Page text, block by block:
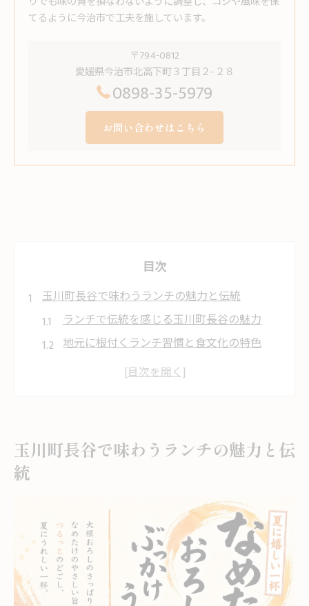
てるように今治市で工夫を施しています。
〒794-0812
愛媛県今治市北高下町３丁目２−２８
0898-35-5979
お問い合わせはこちら
目次
玉川町長谷で味わうランチの魅力と伝統
ランチで伝統を感じる玉川町長谷の魅力
地元に根付くランチ習慣と食文化の特色
今治市ならではのランチ体験と郷土料理
地元食材を活かした今治市のランチ文化
ランチで堪能する旬の食材と郷土の恵み
地元野菜が主役の今治市玉川町長谷ランチ
ランチメニューに広がる季節ごとの美味し
さ
食材選びにこだわる今治市のランチ文化
玉川町長谷で味わうランチの魅力と伝
統